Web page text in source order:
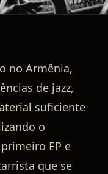
no Armênia,
de jazz,
suficiente
o
EP e
que se